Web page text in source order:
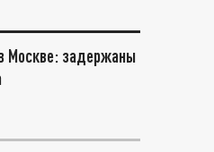
Москве: задержаны